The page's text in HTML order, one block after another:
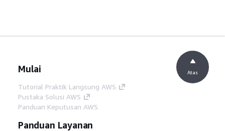
Mulai
Tutorial Praktik Langsung AWS
Pustaka Solusi AWS
Panduan Keputusan AWS
Panduan Layanan
Atas